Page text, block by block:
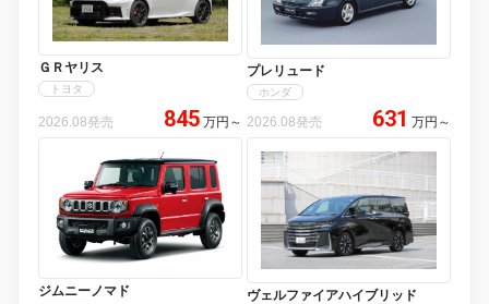
ＧＲヤリス
トヨタ
2026.08発売 845 万円 ～
プレリュード
ホンダ
2026.08発売 631 万円 ～
ジムニーノマド ヴェルファイアハイブリッド